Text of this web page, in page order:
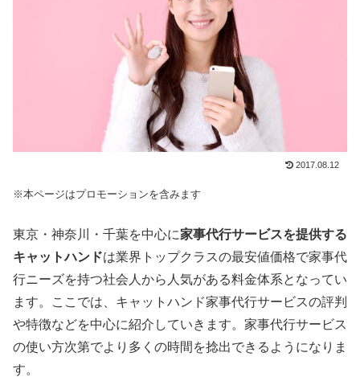
2017.08.12
※本ページはプロモーションを含みます
東京・神奈川・千葉を中心に家事代行サービスを提供する
キャットハンドは業界トップクラスの最安値価格で家事代
行ニーズを持つ社会人から人気がある料金体系となってい
ます。ここでは、キャットハンド家事代行サービスの評判
や特徴などを中心に紹介していきます。家事代行サービス
の使い方次第でより多くの時間を捻出できるようになりま
す。